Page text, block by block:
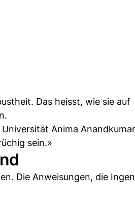
Das heisst, wie sie auf
Anima
sein.»
Die Anweisungen, die